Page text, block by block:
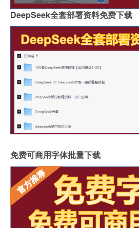
DeepSeek全套部署资料免费下载
免费可商用字体批量下载